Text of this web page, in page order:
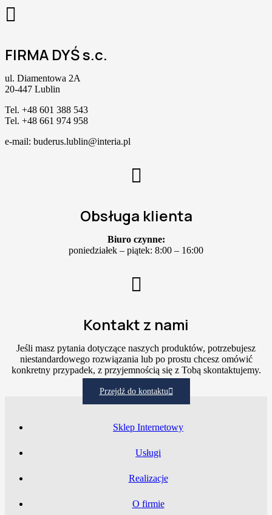
FIRMA DYŚ s.c.
ul. Diamentowa 2A
20-447 Lublin
Tel. +48 601 388 543
Tel. +48 661 974 958
e-mail: buderus.lublin@interia.pl
Obsługa klienta
Biuro czynne:
poniedziałek – piątek: 8:00 – 16:00
Kontakt z nami
Jeśli masz pytania dotyczące naszych produktów, potrzebujesz
niestandardowego rozwiązania lub po prostu chcesz omówić
konkretny przypadek, z przyjemnością się z Tobą skontaktujemy.
Przejdź do kontaktu
Sklep Internetowy
Usługi
Realizacje
O firmie